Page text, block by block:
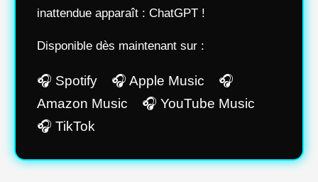
inattendue apparaît : ChatGPT !
Disponible dès maintenant sur :
🎧 Spotify 🎧 Apple Music 🎧
Amazon Music 🎧 YouTube Music
🎧 TikTok